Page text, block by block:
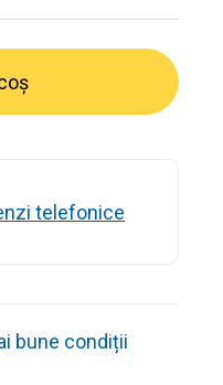
telefonice
bune condiții